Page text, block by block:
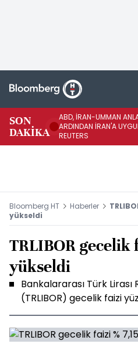
SON
DAKİKA
ABD, İRAN-UMMAN
ARDINDAN İRAN'A
REUTERS
Bloomberg HT Haberler
yükseldi
TRLIBOR gecelik
yükseldi
Bankalararası Türk Lirası
(TRLIBOR) gecelik faizi